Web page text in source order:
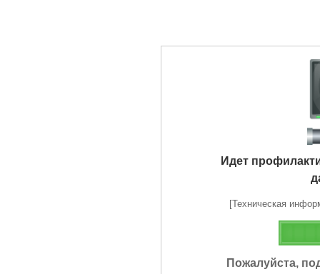
Идет
[Техническая
Пожалуйста,